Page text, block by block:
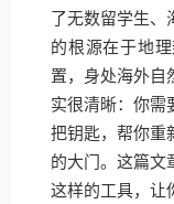
了无数留学生、
的根源在于地
置，身处海外自
实很清晰：你需
把钥匙，帮你重
的大门。这篇文
这样的工具，让